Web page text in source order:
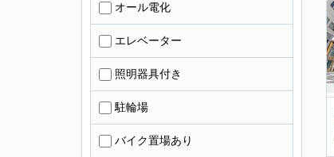
オール電化
エレベーター
照明器具付き
駐輪場
バイク置場あり